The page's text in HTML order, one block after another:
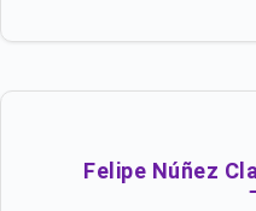
Felipe Núñez